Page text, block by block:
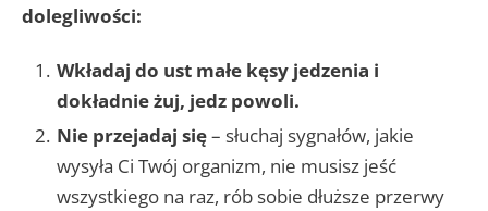
dolegliwości:
Wkładaj do ust małe kęsy jedzenia i
dokładnie żuj, jedz powoli.
Nie przejadaj się– słuchaj sygnałów, jakie
wysyła Ci Twój organizm, nie musisz jeść
wszystkiego na raz, rób sobie dłuższe przerwy